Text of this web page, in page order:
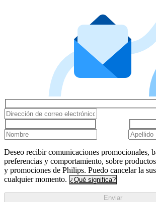
Deseo recibir comunicaciones promocionales,
preferencias y comportamiento, sobre
y promociones de Philips. Puedo cancelar la
cualquier momento. ¿Qué significa?
Enviar